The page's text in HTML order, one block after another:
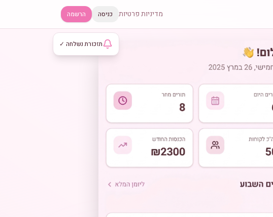
מדיניות פרטיות כניסה הרשמה
תזכורת נשלחה ✓